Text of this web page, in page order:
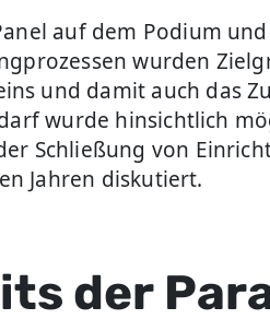
auf dem Podium
wurden
und damit auch das
wurde hinsichtlich
Schließung von
Jahren diskutiert.
der